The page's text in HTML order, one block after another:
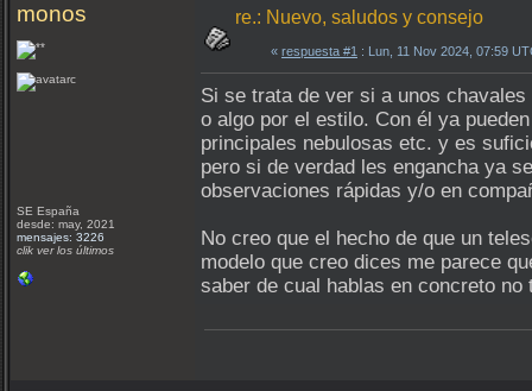
monos
SE España
desde: may, 2021
mensajes: 3226
clik ver los últimos
re.: Nuevo, saludos y consejo
« respuesta #1 : Lun, 11 Nov 2024, 07:59
Si se trata de ver si a unos
o algo por el estilo. Con él ya
principales nebulosas etc. y es
pero si de verdad les engancha ya
observaciones rápidas y/o en
No creo que el hecho de que un
modelo que creo dices me parece
saber de cual hablas en concreto